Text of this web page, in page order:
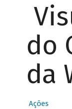
do
da
Ações